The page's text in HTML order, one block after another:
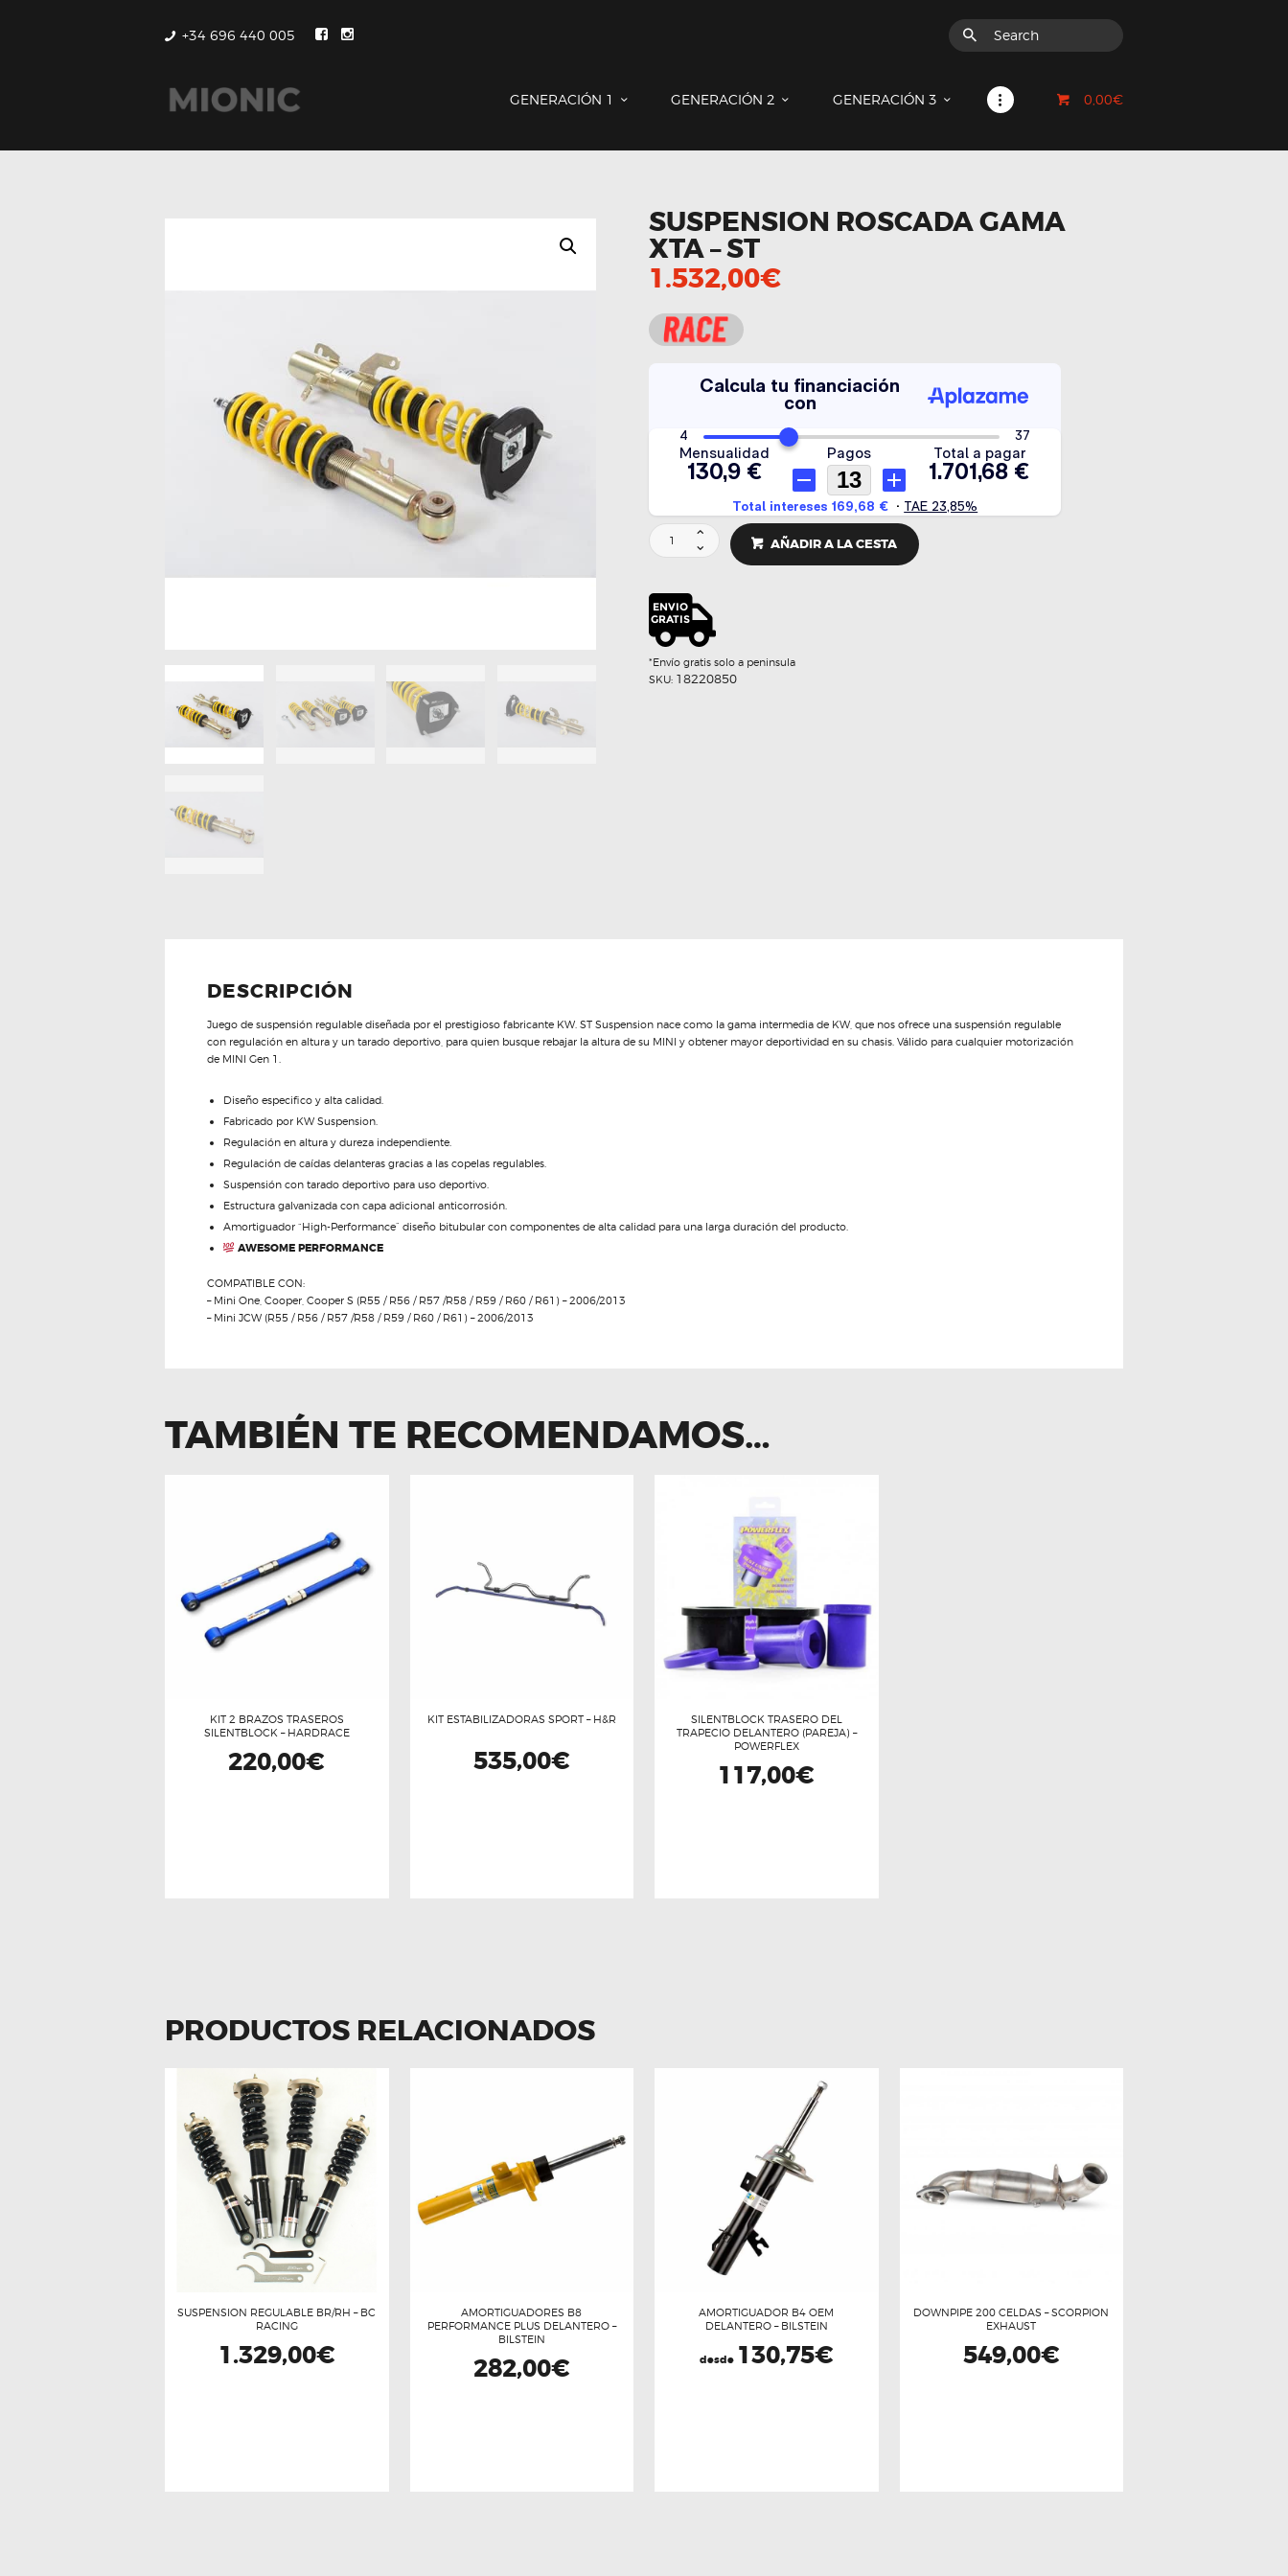
+34 696 440 005
GENERACIÓN 1 GENERACIÓN 2 GENERACIÓN 3 0,00€
COUNTRYMAN & PACEMAN
SUSPENSION ROSCADA GAMA
XTA – ST
1.532,00€
SUSPENSION
ROSCADA
ST
cantidad
AÑADIR A LA CESTA
*Envío gratis solo a peninsula
SKU: 18220850
DESCRIPCIÓN
Juego de suspensión regulable diseñada por el prestigioso fabricante KW. ST Suspension nace como la gama intermedia de KW, que nos ofrece una suspensión regulable
con regulación en altura y un tarado deportivo, para quien busque rebajar la altura de su MINI y obtener mayor deportividad en su chasis. Válido para cualquier motorización
de MINI Gen 1.
Diseño especifico y alta calidad.
Fabricado por KW Suspension.
Regulación en altura y dureza independiente.
Regulación de caídas delanteras gracias a las copelas regulables.
Suspensión con tarado deportivo para uso deportivo.
Estructura galvanizada con capa adicional anticorrosión.
Amortiguador “High-Performance” diseño bitubular con componentes de alta calidad para una larga duración del producto.
AWESOME PERFORMANCE
COMPATIBLE CON:
– Mini One, Cooper, Cooper S (R55 / R56 / R57 /R58 / R59 / R60 / R61) – 2006/2013
– Mini JCW (R55 / R56 / R57 /R58 / R59 / R60 / R61) – 2006/2013
TAMBIÉN TE RECOMENDAMOS…
KIT 2 BRAZOS TRASEROS
SILENTBLOCK – HARDRACE
220,00€
KIT ESTABILIZADORAS SPORT – H&R
535,00€
SILENTBLOCK TRASERO DEL
TRAPECIO DELANTERO (PAREJA) –
POWERFLEX
117,00€
PRODUCTOS RELACIONADOS
SUSPENSION REGULABLE BR/RH – BC
RACING
1.329,00€
AMORTIGUADORES B8
PERFORMANCE PLUS DELANTERO –
BILSTEIN
282,00€
AMORTIGUADOR B4 OEM
DELANTERO – BILSTEIN
desde 130,75€
DOWNPIPE 200 CELDAS – SCORPION
EXHAUST
549,00€